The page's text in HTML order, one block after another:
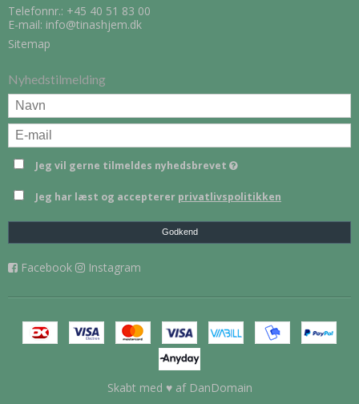
Telefonnr.: +45 40 51 83 00
E-mail: info@tinashjem.dk
Sitemap
Nyhedstilmelding
Jeg vil gerne tilmeldes nyhedsbrevet
Jeg har læst og accepterer privatlivspolitikken
Godkend
Facebook Instagram
Skabt med ♥ af DanDomain